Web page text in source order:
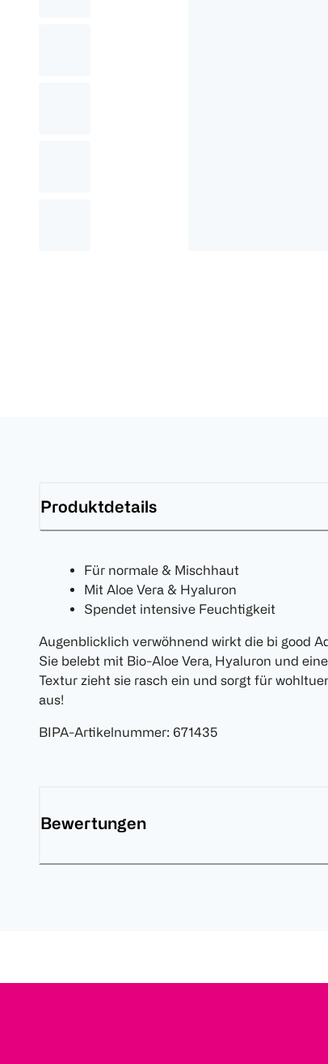
Produktdetails
Für normale & Mischhaut
Mit Aloe Vera & Hyaluron
Spendet intensive Feuchtigkeit
Augenblicklich verwöhnend wirkt die bi good
Sie belebt mit Bio-Aloe Vera, Hyaluron und
Textur zieht sie rasch ein und sorgt für
aus!
BIPA-Artikelnummer: 671435
Bewertungen